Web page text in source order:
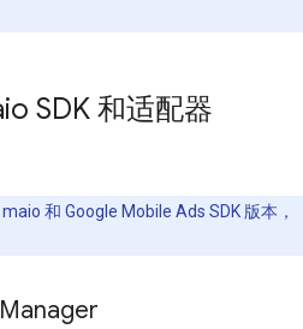
SDK 和适配器
和 Google Mobile Ads SDK 版本，